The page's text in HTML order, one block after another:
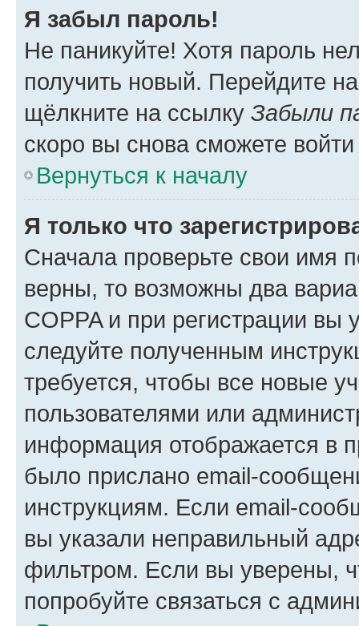
Я забыл пароль!
Не паникуйте! Хотя пароль
получить новый. Перейдите
щёлкните на ссылку Забыли
скоро вы снова сможете
Вернуться к началу
Я только что
Сначала проверьте свои имя
верны, то возможны два
COPPA и при регистрации вы
следуйте полученным
требуется, чтобы все новые
пользователями или
информация отображается в
было прислано email-
инструкциям. Если email-
вы указали неправильный
фильтром. Если вы уверены,
попробуйте связаться с